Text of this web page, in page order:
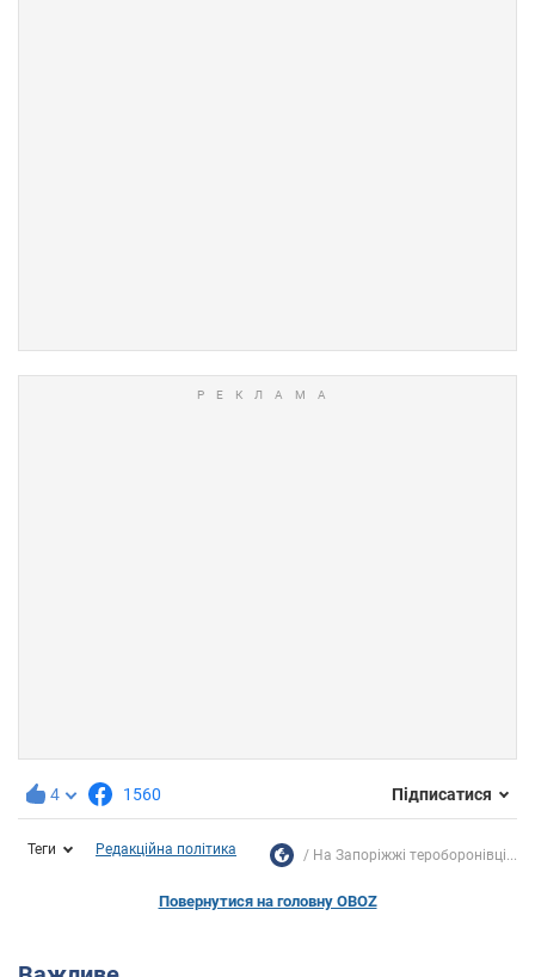
4 1560 Підписатися
Теги Редакційна політика На Запоріжжі тероборонівці...
Повернутися на головну OBOZ